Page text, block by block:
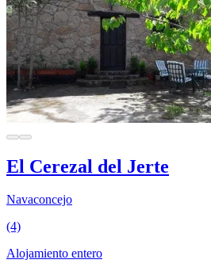
El Cerezal del Jerte
Navaconcejo
(4)
Alojamiento entero